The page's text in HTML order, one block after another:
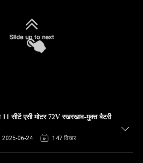
सीटें एसी मोटर 72V रखरखाव-मुक्त बैटरी
2025-06-24 147 विचार